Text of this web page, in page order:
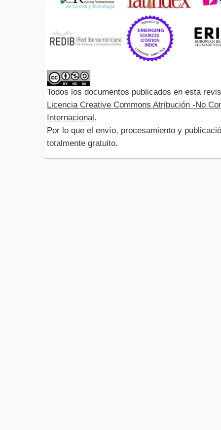
Todos los documentos publicados en esta
Licencia Creative Commons Atribución -No
Internacional.
Por lo que el envío, procesamiento y
totalmente gratuito.